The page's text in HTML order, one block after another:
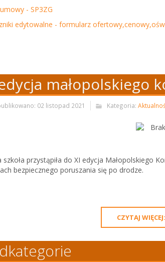
- SP3ZG
edytowalne - formularz
małopolskiego
02 listopad 2021 Kategoria:
szkoła przystąpiła do XI edycja Małopolskiego
bezpiecznego poruszania się po drodze.
CZYTAJ